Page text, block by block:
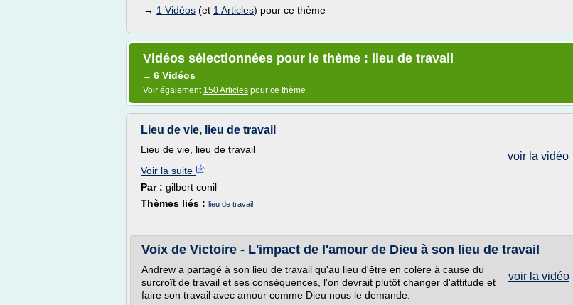
→ 1 Vidéos (et 1 Articles) pour ce thème
Vidéos sélectionnées pour le thème : lieu de travail
→ 6 Vidéos
Voir également 150 Articles pour ce thème
Lieu de vie, lieu de travail
voir la vidéo
Lieu de vie, lieu de travail
Voir la suite
Par : gilbert conil
Thèmes liés : lieu de travail
Voix de Victoire - L'impact de l'amour de Dieu à son lieu de travail
voir la vidéo
Andrew a partagé à son lieu de travail qu'au lieu d'être en colère à cause du
surcroît de travail et ses conséquences, l'on devrait plutôt changer d'attitude et
faire son travail avec amour comme Dieu nous le demande.